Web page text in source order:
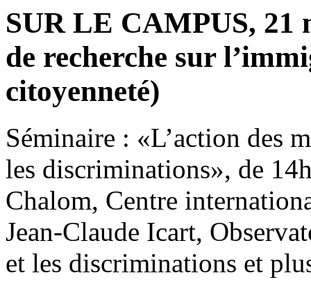
SUR LE CAMPUS, 21
de recherche sur
citoyenneté)
Séminaire : «L’action des
les discriminations», de
Chalom, Centre
Jean-Claude Icart,
et les discriminations et